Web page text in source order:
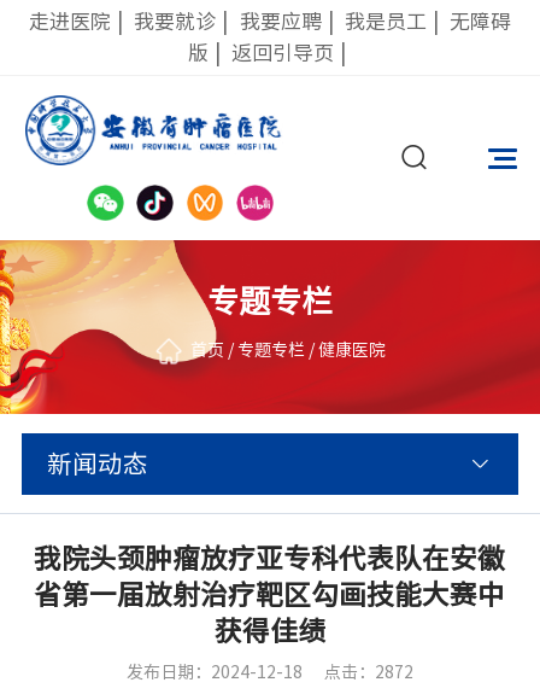
走进医院 我要就诊 我要应聘 我是员工
无障碍
版
返回引导页
专题专栏
首页 /专题专栏 /健康医院
新闻动态
我院头颈肿瘤放疗亚专科代表队在安徽
省第一届放射治疗靶区勾画技能大赛中
获得佳绩
发布日期：2024-12-18 点击：2872